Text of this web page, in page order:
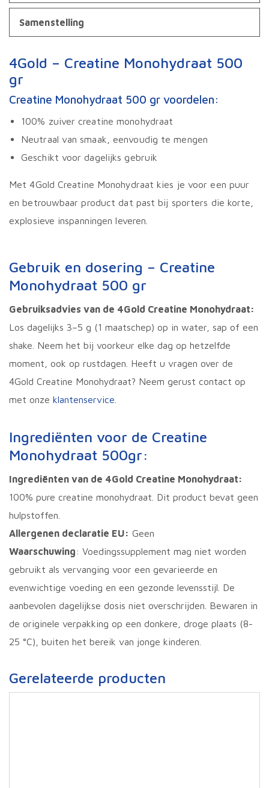
Samenstelling
4Gold – Creatine Monohydraat 500
gr
Creatine Monohydraat 500 gr voordelen:
100% zuiver creatine monohydraat
Neutraal van smaak, eenvoudig te mengen
Geschikt voor dagelijks gebruik
Met 4Gold Creatine Monohydraat kies je voor een puur
en betrouwbaar product dat past bij sporters die korte,
explosieve inspanningen leveren.
Gebruik en dosering – Creatine
Monohydraat 500 gr
Gebruiksadvies van de 4Gold Creatine Monohydraat:
Los dagelijks 3–5 g (1 maatschep) op in water, sap of een
shake. Neem het bij voorkeur elke dag op hetzelfde
moment, ook op rustdagen. Heeft u vragen over de
4Gold Creatine Monohydraat? Neem gerust contact op
met onze klantenservice
Ingrediënten voor de Creatine
Monohydraat 500gr:
Ingrediënten van de 4Gold Creatine Monohydraat:
100% pure creatine monohydraat. Dit product bevat geen
hulpstoffen.
Allergenen declaratie EU: Geen
Waarschuwing: Voedingssupplement mag niet worden
gebruikt als vervanging voor een gevarieerde en
evenwichtige voeding en een gezonde levensstijl. De
aanbevolen dagelijkse dosis niet overschrijden. Bewaren in
de originele verpakking op een donkere, droge plaats (8-
25 °C), buiten het bereik van jonge kinderen.
Gerelateerde producten